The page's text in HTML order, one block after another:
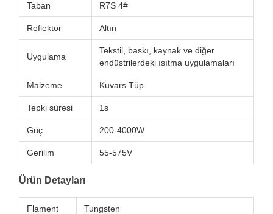
Taban R7S 4#
Reflektör Altın
Uygulama
Tekstil, baskı, kaynak ve diğer
endüstrilerdeki ısıtma uygulamaları
Malzeme Kuvars Tüp
Tepki süresi 1s
Güç 200-4000W
Gerilim 55-575V
Ürün Detayları
Flament Tungsten